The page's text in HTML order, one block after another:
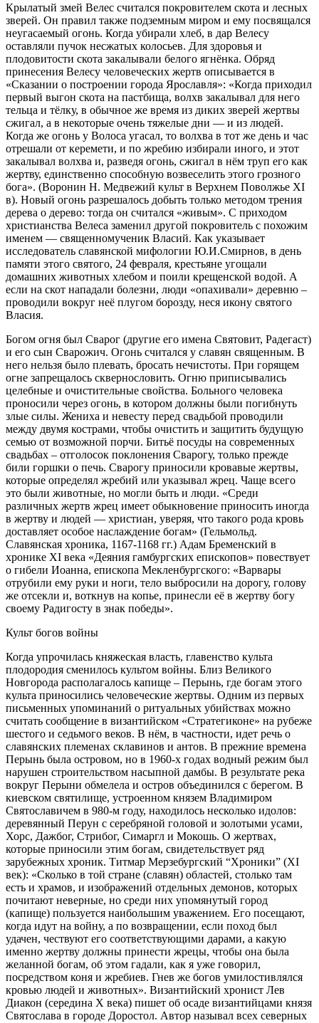
Крылатый змей Велес считался покровителем скота и лесных
зверей. Он правил также подземным миром и ему посвящался
неугасаемый огонь. Когда убирали хлеб, в дар Велесу
оставляли пучок несжатых колосьев. Для здоровья и
плодовитости скота закалывали белого ягнёнка. Обряд
принесения Велесу человеческих жертв описывается в
«Сказании о построении города Ярославля»: «Когда приходил
первый выгон скота на пастбища, волхв закалывал для него
тельца и тёлку, в обычное же время из диких зверей жертвы
сжигал, а в некоторые очень тяжелые дни — и из людей.
Когда же огонь у Волоса угасал, то волхва в тот же день и час
отрешали от керемети, и по жребию избирали иного, и этот
закалывал волхва и, разведя огонь, сжигал в нём труп его как
жертву, единственно способную возвеселить этого грозного
бога». (Воронин Н. Медвежий культ в Верхнем Поволжье XI
в). Новый огонь разрешалось добыть только методом трения
дерева о дерево: тогда он считался «живым». С приходом
христианства Велеса заменил другой покровитель с похожим
именем — священномученик Власий. Как указывает
исследователь славянской мифологии Ю.И.Смирнов, в день
памяти этого святого, 24 февраля, крестьяне угощали
домашних животных хлебом и поили крещенской водой. А
если на скот нападали болезни, люди «опахивали» деревню –
проводили вокруг неё плугом борозду, неся икону святого
Власия.
Богом огня был Сварог (другие его имена Святовит, Радегаст)
и его сын Сварожич. Огонь считался у славян священным. В
него нельзя было плевать, бросать нечистоты. При горящем
огне запрещалось сквернословить. Огню приписывались
целебные и очистительные свойства. Больного человека
проносили через огонь, в котором должны были погибнуть
злые силы. Жениха и невесту перед свадьбой проводили
между двумя кострами, чтобы очистить и защитить будущую
семью от возможной порчи. Битьё посуды на современных
свадьбах – отголосок поклонения Сварогу, только прежде
били горшки о печь. Сварогу приносили кровавые жертвы,
которые определял жребий или указывал жрец. Чаще всего
это были животные, но могли быть и люди. «Среди
различных жертв жрец имеет обыкновение приносить иногда
в жертву и людей — христиан, уверяя, что такого рода кровь
доставляет особое наслаждение богам» (Гельмольд.
Славянская хроника, 1167-1168 гг.) Адам Бременский в
хронике XI века «Деяния гамбургских епископов» повествует
о гибели Иоанна, епископа Мекленбургского: «Варвары
отрубили ему руки и ноги, тело выбросили на дорогу, голову
же отсекли и, воткнув на копье, принесли её в жертву богу
своему Радигосту в знак победы».
Культ богов войны
Когда упрочилась княжеская власть, главенство культа
плодородия сменилось культом войны. Близ Великого
Новгорода располагалось капище – Перынь, где богам этого
культа приносились человеческие жертвы. Одним из первых
письменных упоминаний о ритуальных убийствах можно
считать сообщение в византийском «Стратегиконе» на рубеже
шестого и седьмого веков. В нём, в частности, идет речь о
славянских племенах склавинов и антов. В прежние времена
Перынь была островом, но в 1960-х годах водный режим был
нарушен строительством насыпной дамбы. В результате река
вокруг Перыни обмелела и остров объединился с берегом. В
киевском святилище, устроенном князем Владимиром
Святославичем в 980-м году, находилось несколько идолов:
деревянный Перун с серебряной головой и золотыми усами,
Хорс, Дажбог, Стрибог, Симаргл и Мокошь. О жертвах,
которые приносили этим богам, свидетельствует ряд
зарубежных хроник. Титмар Мерзебургский “Хроники” (XI
век): «Сколько в той стране (славян) областей, столько там
есть и храмов, и изображений отдельных демонов, которых
почитают неверные, но среди них упомянутый город
(капище) пользуется наибольшим уважением. Его посещают,
когда идут на войну, а по возвращении, если поход был
удачен, чествуют его соответствующими дарами, а какую
именно жертву должны принести жрецы, чтобы она была
желанной богам, об этом гадали, как я уже говорил,
посредством коня и жребиев. Гнев же богов умилостивлялся
кровью людей и животных». Византийский хронист Лев
Диакон (середина X века) пишет об осаде византийцами князя
Святослава в городе Доростол. Автор называл всех северных